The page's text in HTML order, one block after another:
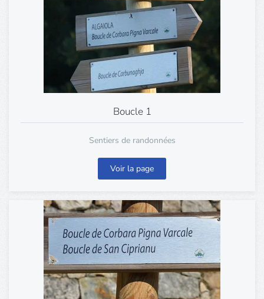
Boucle 1
Sentiers de randonnées
Voir la page